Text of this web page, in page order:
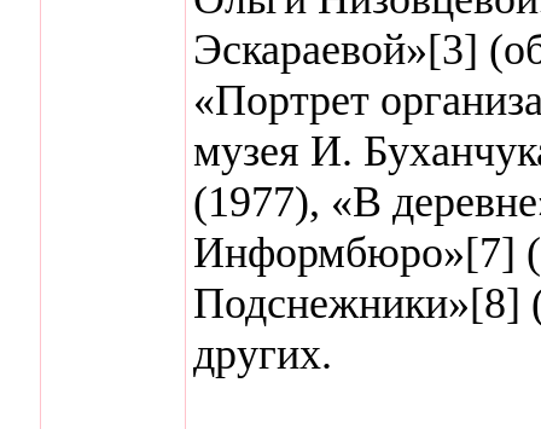
Эскараевой»[3]
«Портрет
музея И.
(1977), «В
Информбюро»[7]
Подснежники»[8]
других.